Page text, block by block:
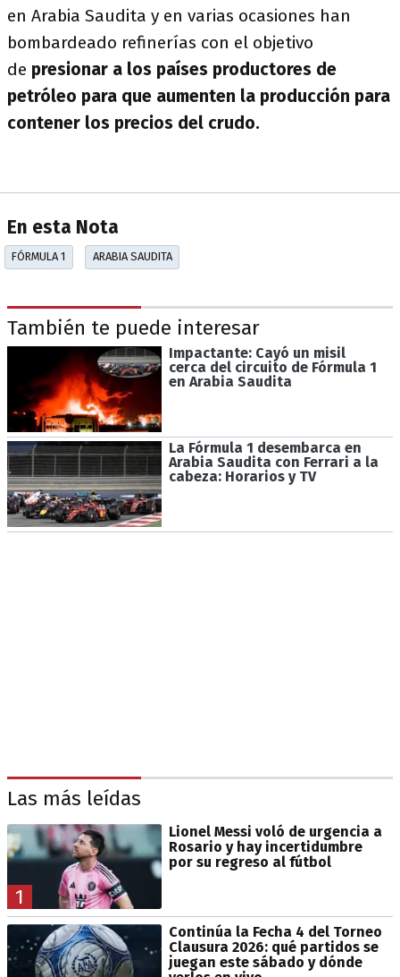
en Arabia Saudita y en varias ocasiones han
bombardeado refinerías con el objetivo
de presionar a los países productores de
petróleo para que aumenten la producción para
contener los precios del crudo.
En esta Nota
FÓRMULA 1 ARABIA SAUDITA
También te puede interesar
Impactante: Cayó un misil
cerca del circuito de Fórmula 1
en Arabia Saudita
La Fórmula 1 desembarca en
Arabia Saudita con Ferrari a la
cabeza: Horarios y TV
Las más leídas
1
Lionel Messi voló de urgencia a
Rosario y hay incertidumbre
por su regreso al fútbol
Continúa la Fecha 4 del Torneo
Clausura 2026: qué partidos se
juegan este sábado y dónde